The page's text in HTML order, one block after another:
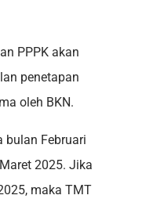
PPPK akan
penetapan
oleh BKN.
bulan Februari
2025. Jika
maka TMT